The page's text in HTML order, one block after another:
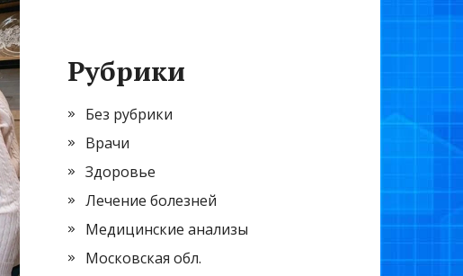
Рубрики
Без рубрики
Врачи
Здоровье
Лечение болезней
Медицинские анализы
Московская обл.